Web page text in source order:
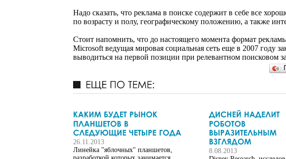
Надо сказать, что реклама в поиске содержит в себе все
по возрасту и полу, географическому положению, а также
Стоит напомнить, что до настоящего момента формат
Microsoft ведущая мировая социальная сеть еще в 2007 году
выводиться на первой позиции при релевантном поисковом
26.11.2013
Линейка "яблочных" планшетов,
8.08.2013